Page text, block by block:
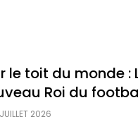
le toit du monde :
Roi du
2026